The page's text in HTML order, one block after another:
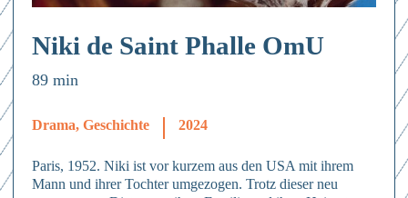
Niki de Saint Phalle OmU
89 min
Drama, Geschichte 2024
Paris, 1952. Niki ist vor kurzem aus den USA mit ihrem
Mann und ihrer Tochter umgezogen. Trotz dieser neu